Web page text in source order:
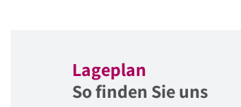
Lageplan
So finden Sie uns